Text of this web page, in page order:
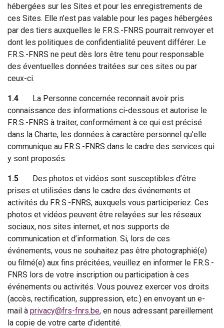
hébergées sur les Sites et pour les enregistrements de
ces Sites. Elle n’est pas valable pour les pages hébergées
par des tiers auxquelles le F.R.S.-FNRS pourrait renvoyer et
dont les politiques de confidentialité peuvent différer. Le
F.R.S.-FNRS ne peut dès lors être tenu pour responsable
des éventuelles données traitées sur ces sites ou par
ceux-ci.
1.4 La Personne concernée reconnait avoir pris
connaissance des informations ci-dessous et autorise le
F.R.S.-FNRS à traiter, conformément à ce qui est précisé
dans la Charte, les données à caractère personnel qu'elle
communique au F.R.S.-FNRS dans le cadre des services qui
y sont proposés.
1.5 Des photos et vidéos sont susceptibles d’être
prises et utilisées dans le cadre des événements et
activités du F.R.S.-FNRS, auxquels vous participeriez. Ces
photos et vidéos peuvent être relayées sur les réseaux
sociaux, nos sites internet, et nos supports de
communication et d’information. Si, lors de ces
événements, vous ne souhaitez pas être photographié(e)
ou filmé(e) aux fins précitées, veuillez en informer le F.R.S.-
FNRS lors de votre inscription ou participation à ces
événements ou activités. Vous pouvez exercer vos droits
(accès, rectification, suppression, etc.) en envoyant un e-
mail à privacy@frs-fnrs.be, en nous adressant pareillement
la copie de votre carte d’identité.